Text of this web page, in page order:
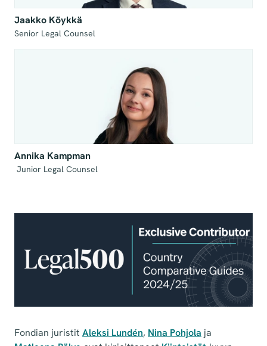
Jaakko Köykkä
Senior Legal Counsel
Annika Kampman
Junior Legal Counsel
Fondian juristit Aleksi Lundén, Nina Pohjola ja